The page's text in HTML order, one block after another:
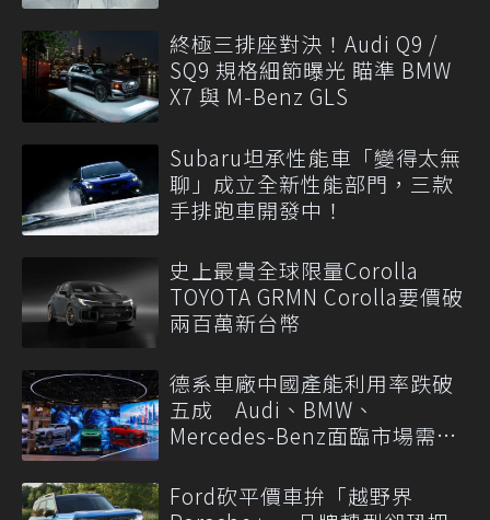
終極三排座對決！Audi Q9 /
SQ9 規格細節曝光 瞄準 BMW
X7 與 M-Benz GLS
Subaru坦承性能車「變得太無
聊」成立全新性能部門，三款
手排跑車開發中！
史上最貴全球限量Corolla
TOYOTA GRMN Corolla要價破
兩百萬新台幣
德系車廠中國產能利用率跌破
五成 Audi、BMW、
Mercedes-Benz面臨市場需求
Ford砍平價車拚「越野界